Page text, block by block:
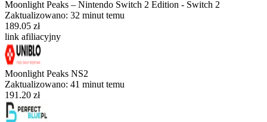
Moonlight Peaks – Nintendo Switch 2 Edition - Switch 2
Zaktualizowano: 32 minut temu
189.05 zł
link afiliacyjny
Moonlight Peaks NS2
Zaktualizowano: 41 minut temu
191.20 zł